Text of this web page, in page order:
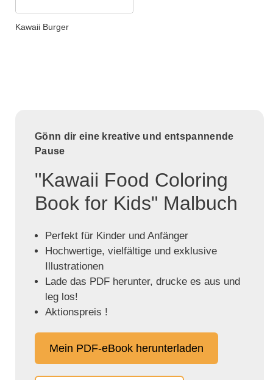
Kawaii Burger
Gönn dir eine kreative und entspannende
Pause
"Kawaii Food Coloring
Book for Kids" Malbuch
Perfekt für Kinder und Anfänger
Hochwertige, vielfältige und exklusive
Illustrationen
Lade das PDF herunter, drucke es aus und
leg los!
Aktionspreis !
Mein PDF-eBook herunterladen